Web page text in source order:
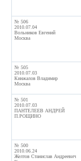
№ 506
2010.07.04
Вольников Евгений
Москва
№ 505
2010.07.03
Кинжалов Владимир
Москва
№ 501
2010.07.03
ПАНТЕЛЕЕВ АНДРЕЙ
П.РОЩИНО
№ 500
2010.06.24
Желтов Станислав Андреевич